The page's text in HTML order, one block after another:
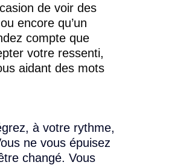
de voir des
encore qu’un
compte que
votre ressenti,
aidant des mots
à votre rythme,
ne vous épuisez
changé. Vous